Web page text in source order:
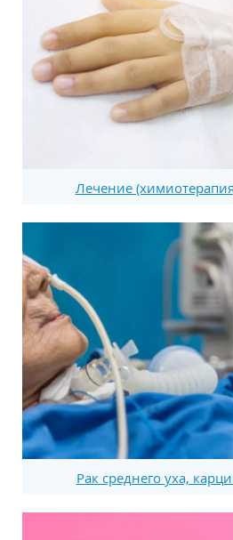
Лечение
Рак среднего уха,